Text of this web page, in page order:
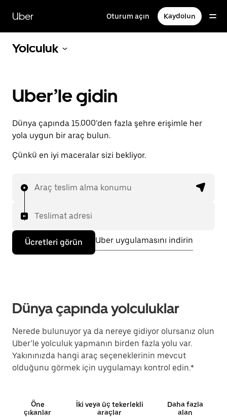
içeriğe
gidinUber Oturum açın Kaydolun
Yolculuk
Uber’le gidin
Dünya çapında 15.000’den fazla şehre erişimle her
yola uygun bir araç bulun.
Çünkü en iyi maceralar sizi bekliyor.
Araç teslim alma konumu
Teslimat adresi
Ücretleri görün Uber uygulamasını indirin
Dünya çapında yolculuklar
Nerede bulunuyor ya da nereye gidiyor olursanız olun
Uber’le yolculuk yapmanın birden fazla yolu var.
Yakınınızda hangi araç seçeneklerinin mevcut
olduğunu görmek için uygulamayı kontrol edin.*
Öne
çıkanlar
İki veya üç tekerlekli
araçlar
Daha fazla
alan